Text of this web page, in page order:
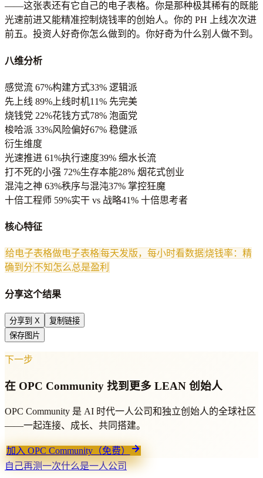
——这张表还有它自己的电子表格。你是那种极其稀有的既能
光速前进又能精准控制烧钱率的创始人。你的 PH 上线次次进
前五。投资人好奇你怎么做到的。你好奇为什么别人做不到。
八维分析
感觉流 67%构建方式33% 逻辑派
先上线 89% 上线时机11% 先完美
烧钱党 22%花钱方式78% 泡面党
梭哈派 33%风险偏好67% 稳健派
衍生维度
光速推进 61%执行速度39% 细水长流
打不死的小强 72%生存本能28% 烟花式创业
混沌之神 63%秩序与混沌37% 掌控狂魔
十倍工程师 59%实干 vs 战略41% 十倍思考者
核心特征
给电子表格做电子表格每天发版，每小时看数据烧钱率：精
确到分 不知怎么总是盈利
分享这个结果
分享到 X
复制链接
保存图片
下一步
在 OPC Community 找到更多 LEAN 创始人
OPC Community 是 AI 时代一人公司和独立创始人的全球社区
——一起连接、成长、共同搭建。
加入 OPC Community（免费）
自己再测一次什么是一人公司